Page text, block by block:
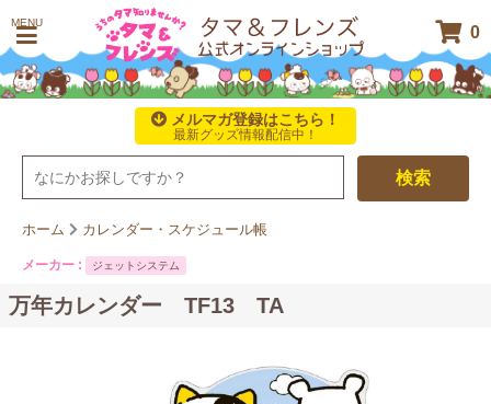
MENU
0
メルマガ登録はこちら！
最新グッズ情報配信中！
検索
ホーム カレンダー・スケジュール帳
メーカー : ジェットシステム
万年カレンダー TF13 TA